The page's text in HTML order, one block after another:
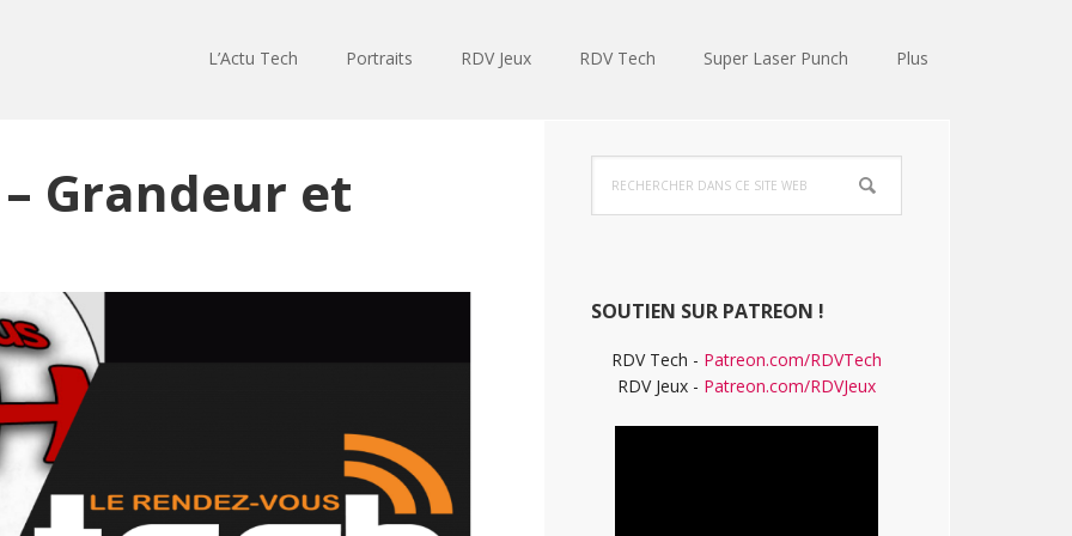
L’Actu Tech Portraits RDV Jeux RDV Tech Super Laser Punch Plus
– Grandeur et
Barre
latérale
dans
ce
SOUTIEN SUR PATREON !
RDV Tech - Patreon.com/RDVTech
RDV Jeux - Patreon.com/RDVJeux